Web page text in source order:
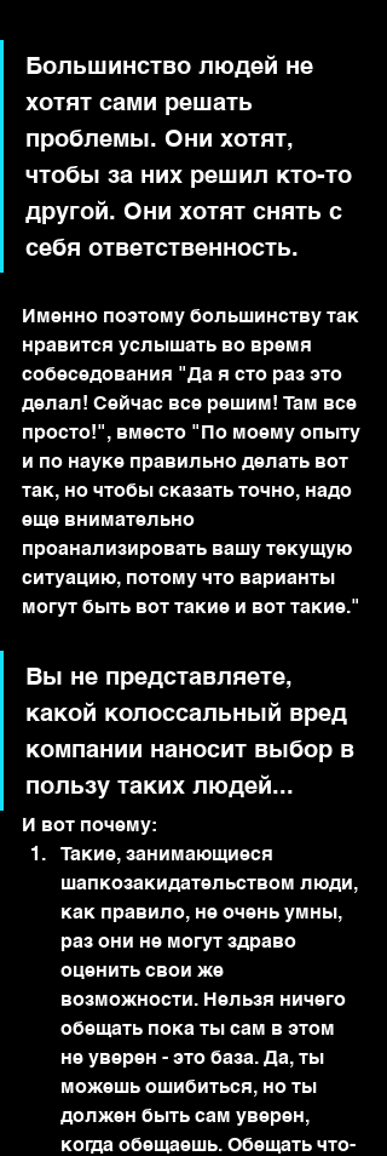
Большинство людей не
хотят сами решать
проблемы. Они хотят,
чтобы за них решил кто-то
другой. Они хотят снять с
себя ответственность.
Именно поэтому большинству так
нравится услышать во время
собеседования "Да я сто раз это
делал! Сейчас все решим! Там все
просто!", вместо "По моему опыту
и по науке правильно делать вот
так, но чтобы сказать точно, надо
еще внимательно
проанализировать вашу текущую
ситуацию, потому что варианты
могут быть вот такие и вот такие."
Вы не представляете,
какой колоссальный вред
компании наносит выбор в
пользу таких людей...
И вот почему:
Такие, занимающиеся
шапкозакидательством люди,
как правило, не очень умны,
раз они не могут здраво
оценить свои же
возможности. Нельзя ничего
обещать пока ты сам в этом
не уверен - это база. Да, ты
можешь ошибиться, но ты
должен быть сам уверен,
когда обещаешь. Обещать что-